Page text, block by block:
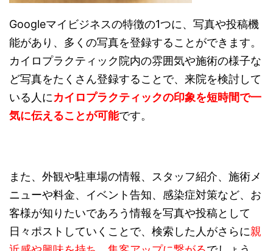
Googleマイビジネスの特徴の1つに、写真や投稿機
能があり、多くの写真を登録することができます。
カイロプラクティック院内の雰囲気や施術の様子な
ど写真をたくさん登録することで、来院を検討して
いる人にカイロプラクティックの印象を短時間で一
気に伝えることが可能です。
また、外観や駐車場の情報、スタッフ紹介、施術メ
ニューや料金、イベント告知、感染症対策など、お
客様が知りたいであろう情報を写真や投稿として
日々ポストしていくことで、検索した人がさらに親